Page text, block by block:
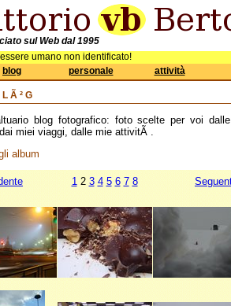
sul Web dal 1995
umano non identificato!
blog personale attività
blog fotografico: foto scelte per voi
miei viaggi, dalle mie attivitÃ .
album
12 3 4 5 6 7 8